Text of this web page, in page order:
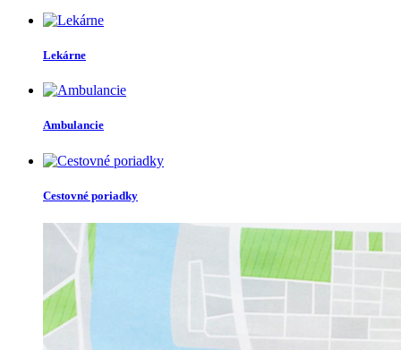
Lekárne
Ambulancie
Cestovné poriadky